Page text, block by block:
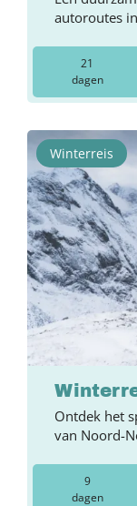
autoroutes
21
dagen
Winterreis
Ontdek het
van Noord-
9
dagen